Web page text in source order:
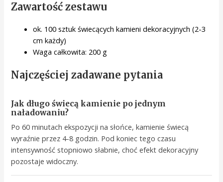
Zawartość zestawu
ok. 100 sztuk świecących kamieni dekoracyjnych (2-3
cm każdy)
Waga całkowita: 200 g
Najczęściej zadawane pytania
Jak długo świecą kamienie po jednym
naładowaniu?
Po 60 minutach ekspozycji na słońce, kamienie świecą
wyraźnie przez 4-8 godzin. Pod koniec tego czasu
intensywność stopniowo słabnie, choć efekt dekoracyjny
pozostaje widoczny.